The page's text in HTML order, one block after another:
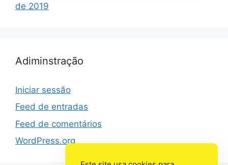
de 2019
Adiminstração
Iniciar sessão
Feed de entradas
Feed de comentários
WordPress.org